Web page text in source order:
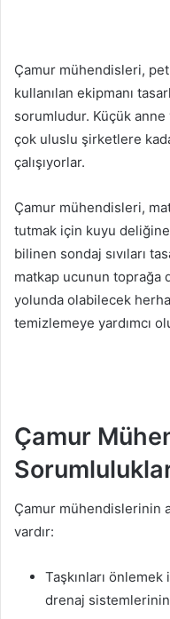
Çamur mühendisleri,
kullanılan ekipmanı
sorumludur. Küçük
çok uluslu şirketlere
çalışıyorlar.
Çamur mühendisleri,
tutmak için kuyu
bilinen sondaj sıvıları
matkap ucunun toprağa
yolunda olabilecek
temizlemeye yardımcı
Çamur
Çamur mühendislerinin
vardır:
Taşkınları
drenaj sistemlerinin